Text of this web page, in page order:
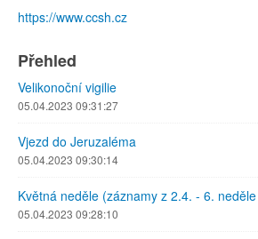
https://www.ccsh.cz
Přehled
Velikonoční vigilie
05.04.2023 09:31:27
Vjezd do Jeruzaléma
05.04.2023 09:30:14
Květná neděle (záznamy z 2.4. - 6.
05.04.2023 09:28:10